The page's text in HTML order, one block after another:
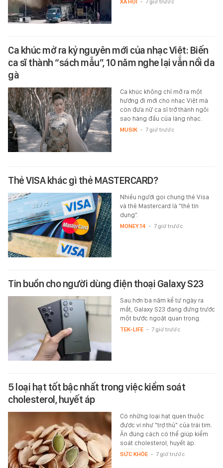
Ca khúc mở ra kỷ nguyên mới của nhạc Việt: Biến
ca sĩ thành “sách mẫu”, 10 năm nghe lại vẫn nổi da
gà
Ca khúc không chỉ mở ra một
hướng đi mới cho nhạc Việt mà
còn đưa nữ ca sĩ trở thành ngôi
sao hàng đầu của làng nhạc.
MUSIK - 7 giờ trước
Thẻ VISA khác gì thẻ MASTERCARD?
Nhiều người gọi chung thẻ Visa
và thẻ Mastercard là “thẻ tín
dụng”.
MONEY.14 - 7 giờ trước
Tin buồn cho người dùng điện thoại Galaxy S23
Sau hơn ba năm kể từ ngày ra
mắt, Galaxy S23 đang đứng trước
một bước ngoặt quan trọng.
TEK-LIFE - 7 giờ trước
5 loại hạt tốt bậc nhất trong việc kiểm soát
cholesterol, huyết áp
Có những loại hạt quen thuộc
được ví như "trợ thủ" của trái tim.
Ăn đúng cách có thể giúp kiểm
soát cholesterol, huyết áp.
SỨC KHỎE - 7 giờ trước